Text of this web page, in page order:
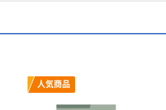
人気商品